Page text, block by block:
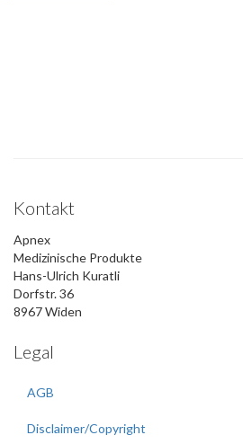
Kontakt
Apnex
Medizinische Produkte
Hans-Ulrich Kuratli
Dorfstr. 36
8967 Widen
Legal
AGB
Disclaimer/Copyright